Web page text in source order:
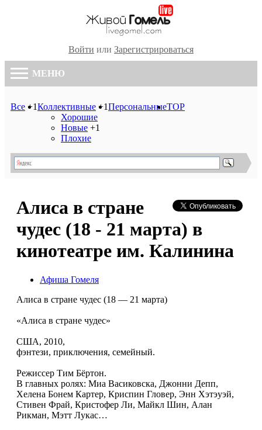
Войти или Зарегистрироваться
МЕНЮ
Все +1Коллективные +1
Хорошие
Новые +1
Плохие
ПерсональныеTOP
Алиса в стране
чудес (18 - 21 марта) в
кинотеатре им. Калинина
Афиша Гомеля
Алиса в стране чудес (18 — 21 марта)
«Алиса в стране чудес»
США, 2010,
фэнтези, приключения, семейный.
Режиссер Тим Бёртон.
В главных ролях: Миа Васиковска, Джонни Депп,
Хелена Бонем Картер, Криспин Гловер, Энн Хэтэуэй,
Стивен Фрай, Кристофер Ли, Майкл Шин, Алан
Рикман, Мэтт Лукас…